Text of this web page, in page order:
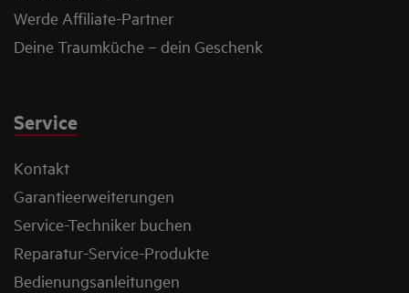
Werde Affiliate-Partner
Deine Traumküche – dein Geschenk
Service
Kontakt
Garantieerweiterungen
Service-Techniker buchen
Reparatur-Service-Produkte
Bedienungsanleitungen